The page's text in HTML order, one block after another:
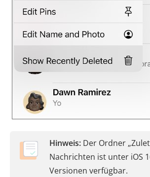
Hinweis: Der Ordner
Nachrichten ist unter iOS
Versionen verfügbar.